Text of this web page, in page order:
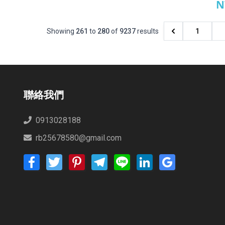
Showing 261 to 280of 9237results 1
聯絡我們
0913028188
rb25678580@gmail.com
FacebookTwitter PinterestTelegramLine LinkedIn